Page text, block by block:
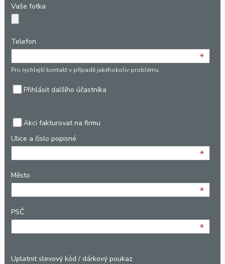
Vaše fotka
Telefon
*
Pro rychlejší kontakt v případě jakéhokoliv problému.
Přihlásit dalšího účastníka
Akci fakturovat na firmu
Ulice a čislo popisné
*
Město
*
PSČ
*
Uplatnit slevový kód / dárkový poukaz